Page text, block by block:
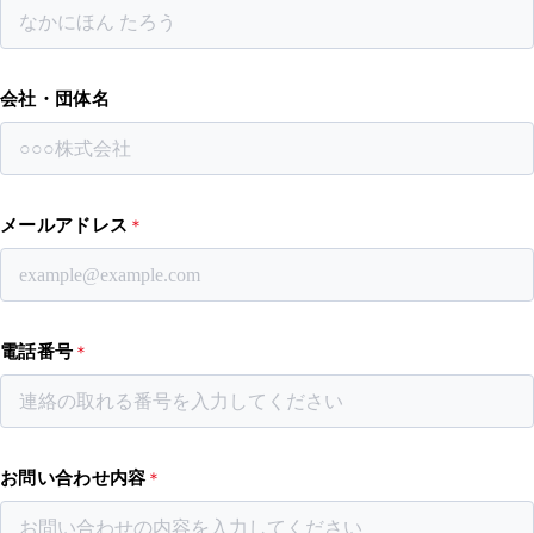
会社・団体名
メールアドレス ＊
電話番号 ＊
お問い合わせ内容 ＊